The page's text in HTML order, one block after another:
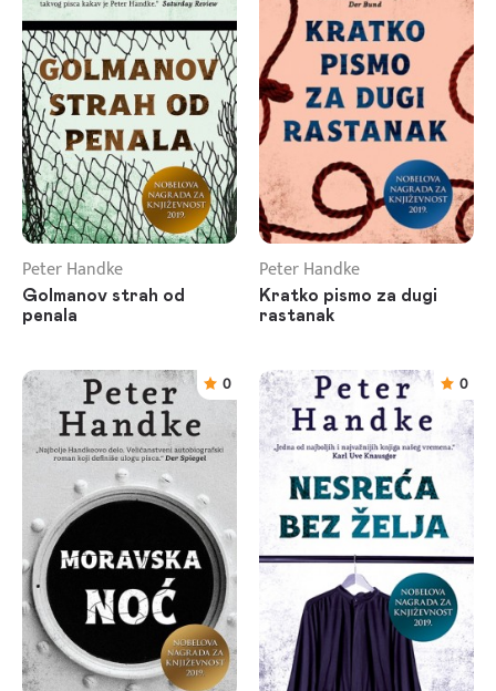
Peter Handke
Golmanov strah od
penala
Peter Handke
Kratko pismo za dugi
rastanak
0 0